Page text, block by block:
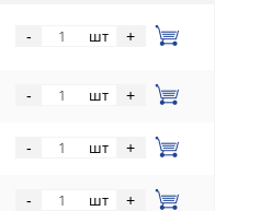
- шт +
- шт +
- шт +
- шт +